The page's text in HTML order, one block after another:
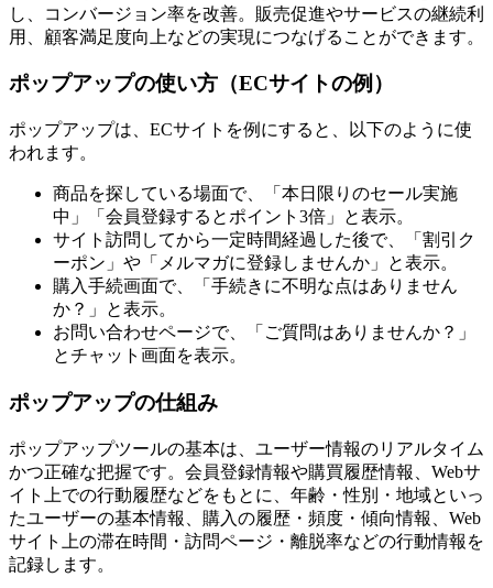
し、コンバージョン率を改善。販売促進やサービスの継続利
用、顧客満足度向上などの実現につなげることができます。
ポップアップの使い方（ECサイトの例）
ポップアップは、ECサイトを例にすると、以下のように使
われます。
商品を探している場面で、「本日限りのセール実施
中」「会員登録するとポイント3倍」と表示。
サイト訪問してから一定時間経過した後で、「割引ク
ーポン」や「メルマガに登録しませんか」と表示。
購入手続画面で、「手続きに不明な点はありません
か？」と表示。
お問い合わせページで、「ご質問はありませんか？」
とチャット画面を表示。
ポップアップの仕組み
ポップアップツールの基本は、ユーザー情報のリアルタイム
かつ正確な把握です。会員登録情報や購買履歴情報、Webサ
イト上での行動履歴などをもとに、年齢・性別・地域といっ
たユーザーの基本情報、購入の履歴・頻度・傾向情報、Web
サイト上の滞在時間・訪問ページ・離脱率などの行動情報を
記録します。